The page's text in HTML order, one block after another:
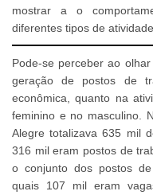
mostrar a o
diferentes tipos de
Pode-se perceber ao
geração de postos de
econômica, quanto na
feminino e no masculino.
Alegre totalizava 635 mil
316 mil eram postos de
o conjunto dos postos
quais 107 mil eram